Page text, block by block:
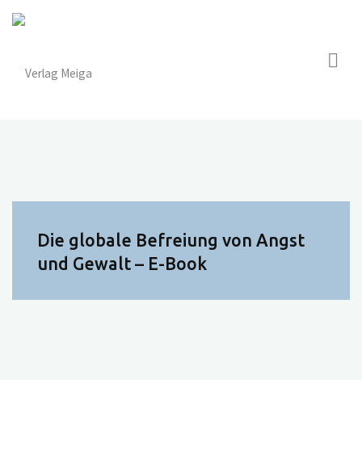
Zum
Die globale Befreiung von Angst
und Gewalt – E-Book